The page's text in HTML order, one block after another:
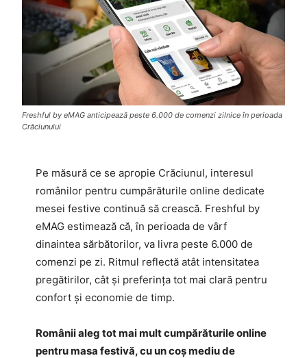
Freshful by eMAG anticipează peste 6.000 de comenzi zilnice în perioada
Crăciunului
Pe măsură ce se apropie Crăciunul, interesul
românilor pentru cumpărăturile online dedicate
mesei festive continuă să crească. Freshful by
eMAG estimează că, în perioada de vârf
dinaintea sărbătorilor, va livra peste 6.000 de
comenzi pe zi. Ritmul reflectă atât intensitatea
pregătirilor, cât și preferința tot mai clară pentru
confort și economie de timp.
Românii aleg tot mai mult cumpărăturile online
pentru masa festivă, cu un coș mediu de